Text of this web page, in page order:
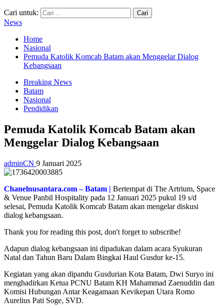
Cari untuk:
News
Home
Nasional
Pemuda Katolik Komcab Batam akan Menggelar Dialog
Kebangsaan
Breaking News
Batam
Nasional
Pendidikan
Pemuda Katolik Komcab Batam akan
Menggelar Dialog Kebangsaan
adminCN 9 Januari 2025
Chanelnusantara.com– Batam | Bertempat di The Artrium, Space
& Venue Panbil Hospitality pada 12 Januari 2025 pukul 19 s/d
selesai, Pemuda Katolik Komcab Batam akan mengelar diskusi
dialog kebangsaan.
Thank you for reading this post, don't forget to subscribe!
Adapun dialog kebangsaan ini dipadukan dalam acara Syukuran
Natal dan Tahun Baru Dalam Bingkai Haul Gusdur ke-15.
Kegiatan yang akan dipandu Gusdurian Kota Batam, Dwi Suryo ini
menghadirkan Ketua PCNU Batam KH Mahammad Zaenuddin dan
Komisi Hubungan Antar Keagamaan Kevikepan Utara Romo
Aurelius Pati Soge, SVD.